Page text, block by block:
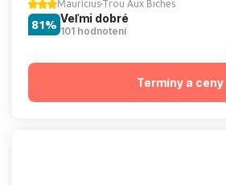
Maurícius Trou Aux Biches
Veľmi dobré
101 hodnotení
81%
Termíny a ceny